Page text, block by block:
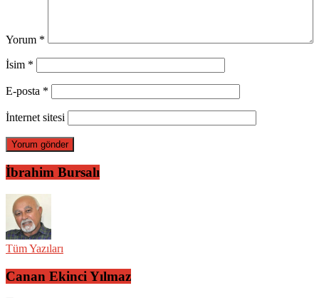
Yorum *
İsim *
E-posta *
İnternet sitesi
İbrahim Bursalı
Tüm Yazıları
Canan Ekinci Yılmaz